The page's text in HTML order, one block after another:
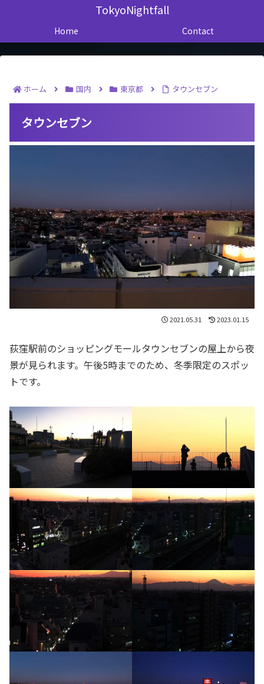
TokyoNightfall
Home Contact
ホーム 国内 東京都 タウンセブン
タウンセブン
2021.05.31 2023.01.15
荻窪駅前のショッピングモールタウンセブンの屋上から夜
景が見られます。午後5時までのため、冬季限定のスポッ
トです。